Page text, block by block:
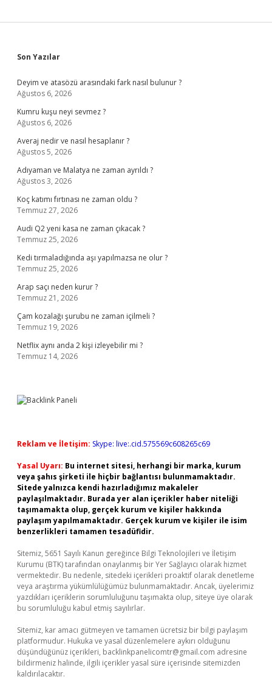
Sidebar
Son Yazılar
Deyim ve atasözü arasındaki fark nasıl bulunur ?
Ağustos 6, 2026
Kumru kuşu neyi sevmez ?
Ağustos 6, 2026
Averaj nedir ve nasıl hesaplanır ?
Ağustos 5, 2026
Adıyaman ve Malatya ne zaman ayrıldı ?
Ağustos 3, 2026
Koç katımı fırtınası ne zaman oldu ?
Temmuz 27, 2026
Audi Q2 yeni kasa ne zaman çıkacak ?
Temmuz 25, 2026
Kedi tırmaladığında aşı yapılmazsa ne olur ?
Temmuz 25, 2026
Arap saçı neden kurur ?
Temmuz 21, 2026
Çam kozalağı şurubu ne zaman içilmeli ?
Temmuz 19, 2026
Netflix aynı anda 2 kişi izleyebilir mi ?
Temmuz 14, 2026
Reklam ve İletişim: Skype: live:.cid.575569c608265c69
Yasal Uyarı: Bu internet sitesi, herhangi bir marka, kurum
veya şahıs şirketi ile hiçbir bağlantısı bulunmamaktadır.
Sitede yalnızca kendi hazırladığımız makaleler
paylaşılmaktadır. Burada yer alan içerikler haber niteliği
taşımamakta olup, gerçek kurum ve kişiler hakkında
paylaşım yapılmamaktadır. Gerçek kurum ve kişiler ile isim
benzerlikleri tamamen tesadüfidir.
Sitemiz, 5651 Sayılı Kanun gereğince Bilgi Teknolojileri ve İletişim
Kurumu (BTK) tarafından onaylanmış bir Yer Sağlayıcı olarak hizmet
vermektedir. Bu nedenle, sitedeki içerikleri proaktif olarak denetleme
veya araştırma yükümlülüğümüz bulunmamaktadır. Ancak, üyelerimiz
yazdıkları içeriklerin sorumluluğunu taşımakta olup, siteye üye olarak
bu sorumluluğu kabul etmiş sayılırlar.
Sitemiz, kar amacı gütmeyen ve tamamen ücretsiz bir bilgi paylaşım
platformudur. Hukuka ve yasal düzenlemelere aykırı olduğunu
düşündüğünüz içerikleri, backlinkpanelicomtr@gmail.com adresine
bildirmeniz halinde, ilgili içerikler yasal süre içerisinde sitemizden
kaldırılacaktır.